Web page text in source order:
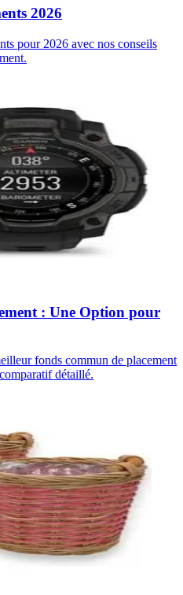
2026
pour 2026 avec nos conseils
: Une Option pour
fonds commun de placement
détaillé.